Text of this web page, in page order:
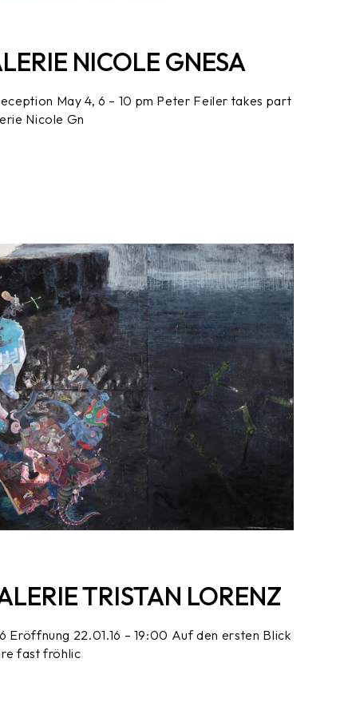
NICOLE GNESA
May 4, 6 – 10 pm Peter Feiler takes part
Nicole Gn
TRISTAN LORENZ
Eröffnung 22.01.16 – 19:00 Auf den ersten Blick
fast fröhlic